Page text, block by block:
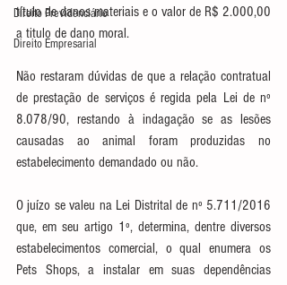
Direito Previdenciário
Direito Empresarial
título de danos materiais e o valor de R$ 2.000,00
a titulo de dano moral.
Não restaram dúvidas de que a relação contratual
de prestação de serviços é regida pela Lei de nº
8.078/90, restando à indagação se as lesões
causadas ao animal foram produzidas no
estabelecimento demandado ou não.
O juízo se valeu na Lei Distrital de nº 5.711/2016
que, em seu artigo 1º, determina, dentre diversos
estabelecimentos comercial, o qual enumera os
Pets Shops, a instalar em suas dependências